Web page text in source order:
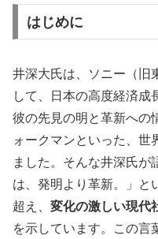
はじめに
井深大氏は、ソニー（旧
して、日本の高度経済成
彼の先見の明と革新への
ォークマンといった、世
ました。そんな井深氏が
は、発明より革新。」と
超え、 変化の激しい現代
を示しています。この言